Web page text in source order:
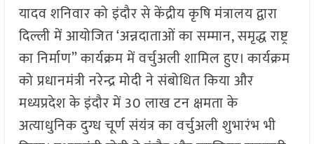
यादव शनिवार को इंदौर से केंद्रीय कृषि मंत्रालय द्वारा
दिल्ली में आयोजित ‘अन्नदाताओं का सम्मान, समृद्ध राष्ट्र
का निर्माण” कार्यक्रम में वर्चुअली शामिल हुए। कार्यक्रम
को प्रधानमंत्री नरेन्द्र मोदी ने संबोधित किया और
मध्यप्रदेश के इंदौर में 30 लाख टन क्षमता के
अत्याधुनिक दुग्ध चूर्ण संयंत्र का वर्चुअली शुभारंभ भी